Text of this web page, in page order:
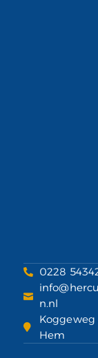
0228
n.nl
Koggeweg
Hem